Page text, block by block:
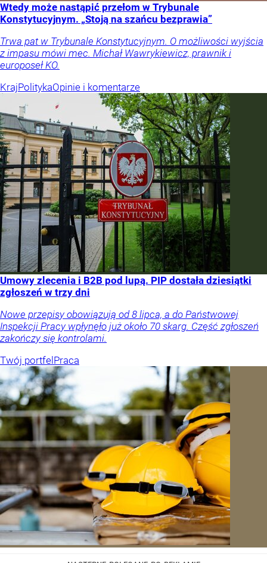
Wtedy może nastąpić przełom w Trybunale
Konstytucyjnym. „Stoją na szańcu bezprawia”
Trwa pat w Trybunale Konstytucyjnym. O możliwości wyjścia
z impasu mówi mec. Michał Wawrykiewicz, prawnik i
europoseł KO.
KrajPolitykaOpinie i komentarze
Umowy zlecenia i B2B pod lupą. PIP dostała dziesiątki
zgłoszeń w trzy dni
Nowe przepisy obowiązują od 8 lipca, a do Państwowej
Inspekcji Pracy wpłynęło już około 70 skarg. Część zgłoszeń
zakończy się kontrolami.
Twój portfelPraca